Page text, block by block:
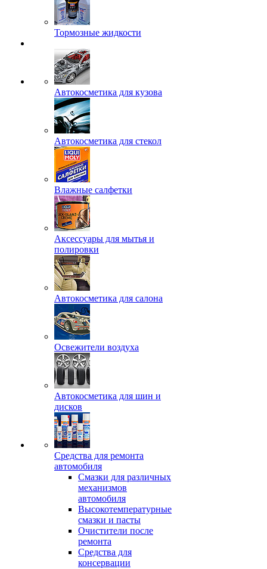
Тормозные жидкости
Автокосметика для кузова
Автокосметика для стекол
Влажные салфетки
Аксессуары для мытья и
полировки
Автокосметика для салона
Освежители воздуха
Автокосметика для шин и
дисков
Средства для ремонта
автомобиля
Смазки для различных
механизмов
автомобиля
Высокотемпературные
смазки и пасты
Очистители после
ремонта
Средства для
консервации